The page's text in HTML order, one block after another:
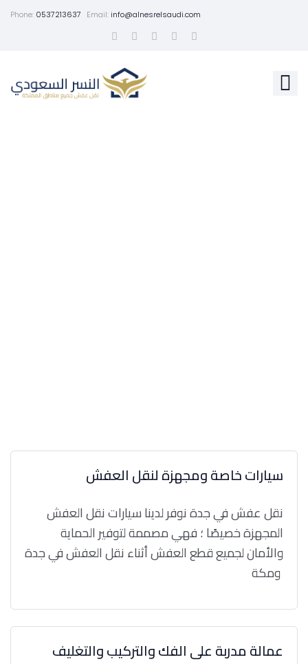
Phone: 0537213637 Email:info@alnesrelsaudi.com
سيارات خاصة ومجهزة لنقل العفش
نقل عفش في جدة نوفر لدينا سيارات نقل العفش
المجهزة خصيصًا ؛ فهي مصممة لتوفير الحماية
والأمان لجميع قطع العفش أثناء نقل العفش في جدة
عمالة مدربة على الفك والتركيب والتغليف